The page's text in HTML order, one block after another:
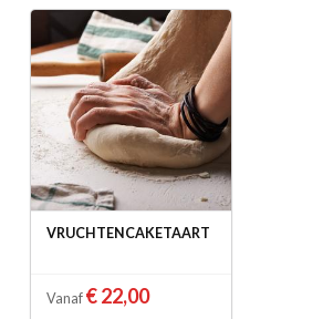
VRUCHTENCAKETAART
Vanaf € 22,00